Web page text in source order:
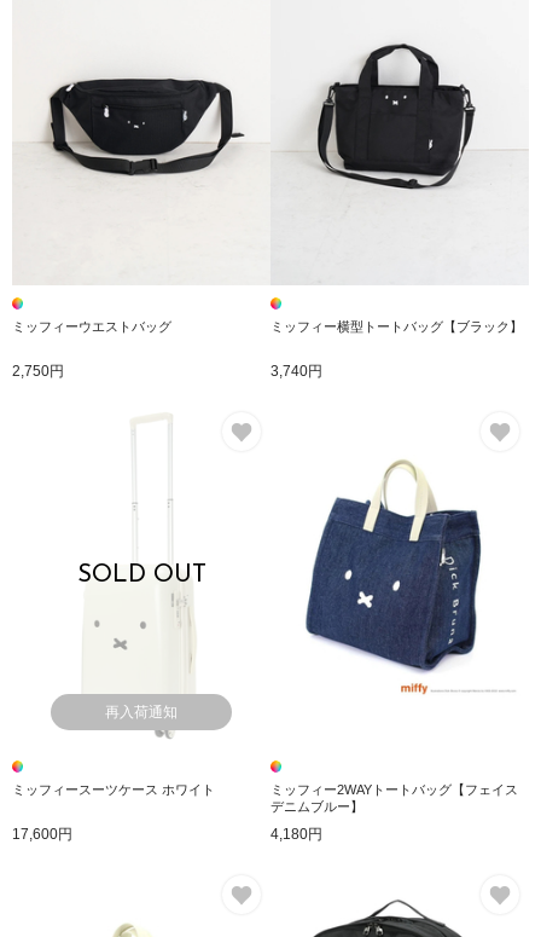
ミッフィーウエストバッグ
2,750円
ミッフィー横型トートバッグ【ブラック】
3,740円
SOLD OUT
再入荷通知
ミッフィースーツケース ホワイト
17,600円
ミッフィー2WAYトートバッグ【フェイス
デニムブルー】
4,180円